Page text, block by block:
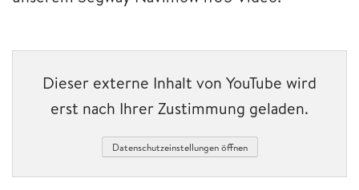
Dieser externe Inhalt von YouTube wird
erst nach Ihrer Zustimmung geladen.
Datenschutzeinstellungen öffnen